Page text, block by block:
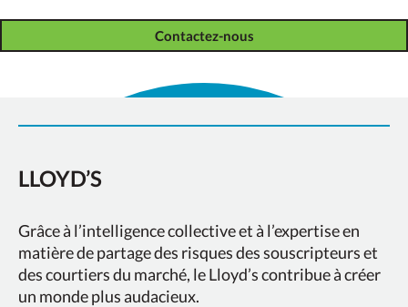
Contactez-nous
LLOYD’S
Grâce à l’intelligence collective et à l’expertise en
matière de partage des risques des souscripteurs et
des courtiers du marché, le Lloyd’s contribue à créer
un monde plus audacieux.